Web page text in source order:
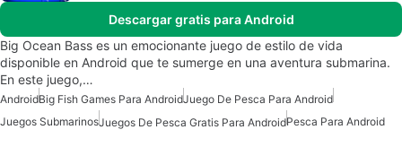
Descargar gratis para Android
Big Ocean Bass es un emocionante juego de estilo de vida
disponible en Android que te sumerge en una aventura submarina.
En este juego,…
AndroidBig Fish Games Para AndroidJuego De Pesca Para Android
Juegos SubmarinosJuegos De Pesca Gratis Para AndroidPesca Para Android